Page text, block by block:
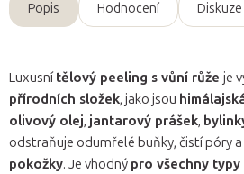
Popis Hodnocení Diskuze
Luxusnítělový peeling s vůní růže je
přírodních složek, jako jsou
olivový olej, jantarový prášek,
odstraňuje odumřelé buňky, čistí póry a
pokožky. Je vhodný pro všechny